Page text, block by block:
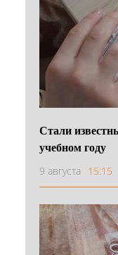
Стали
учебном году
9 августа 15:15